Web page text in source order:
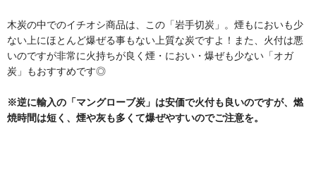
木炭の中でのイチオシ商品は、この「岩手切炭」。煙もにおいも少
ない上にほとんど爆ぜる事もない上質な炭ですよ！また、火付は悪
いのですが非常に火持ちが良く煙・におい・爆ぜも少ない「オガ
炭」もおすすめです◎
※逆に輸入の「マングローブ炭」は安価で火付も良いのですが、燃
焼時間は短く、煙や灰も多くて爆ぜやすいのでご注意を。